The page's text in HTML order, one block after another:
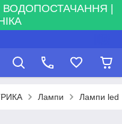
|
Лампи Лампи led